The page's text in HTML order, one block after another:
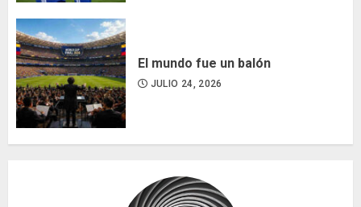
El mundo fue un balón
JULIO 24, 2026